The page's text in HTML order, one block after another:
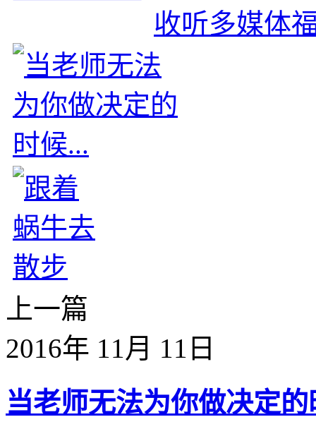
收听多媒体
上一篇
2016年 11月 11日
当老师无法为你做决定的